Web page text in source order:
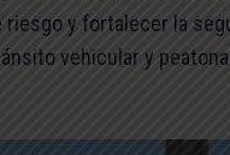
riesgo y fortalecer la
vehicular y